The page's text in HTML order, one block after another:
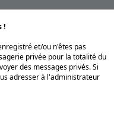
!
et/ou n'êtes pas
privée pour la totalité du
des messages privés. Si
adresser à l'administrateur